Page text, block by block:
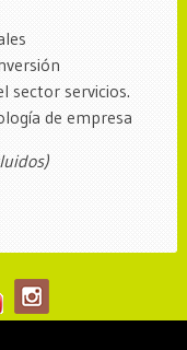
sector servicios.
de empresa